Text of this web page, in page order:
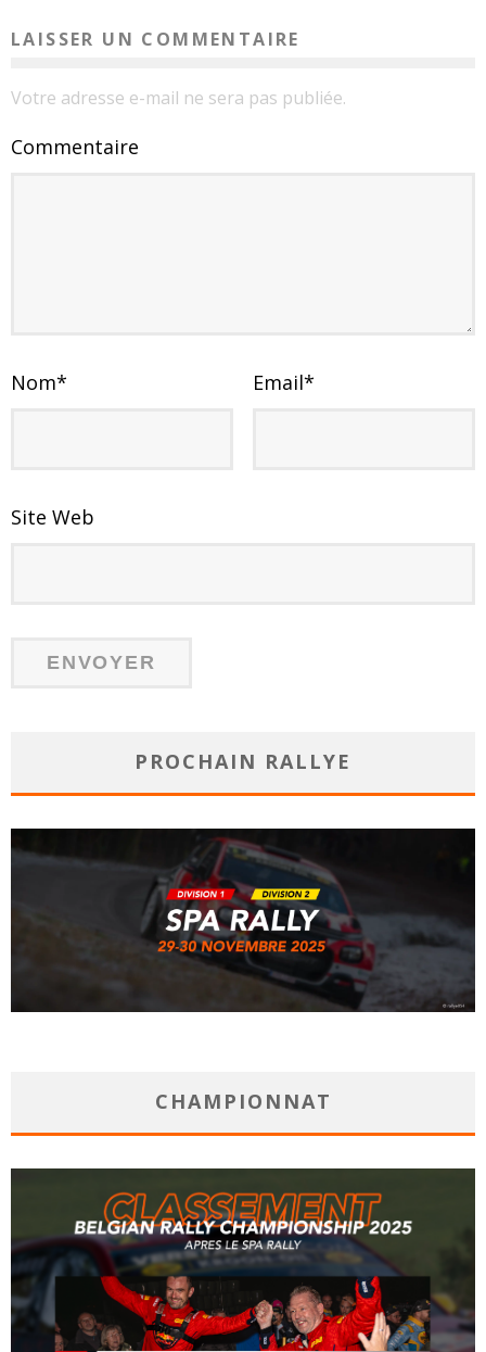
LAISSER UN COMMENTAIRE
Votre adresse e-mail ne sera pas publiée.
Commentaire
Nom* Email*
Site Web
PROCHAIN RALLYE
CHAMPIONNAT